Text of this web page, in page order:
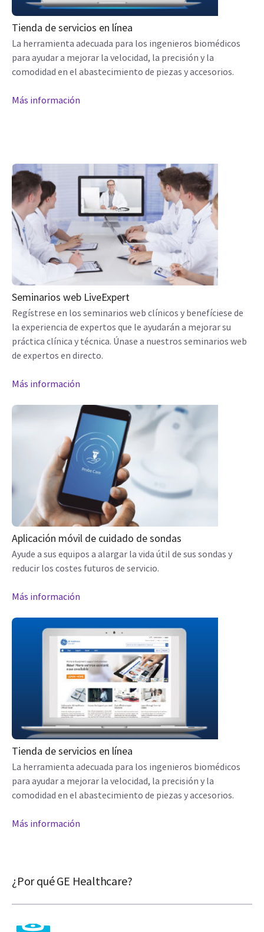
Tienda de servicios en línea
La herramienta adecuada para los ingenieros biomédicos
para ayudar a mejorar la velocidad, la precisión y la
comodidad en el abastecimiento de piezas y accesorios.
Más información
Seminarios web LiveExpert
Regístrese en los seminarios web clínicos y benefíciese de
la experiencia de expertos que le ayudarán a mejorar su
práctica clínica y técnica. Únase a nuestros seminarios web
de expertos en directo.
Más información
Aplicación móvil de cuidado de sondas
Ayude a sus equipos a alargar la vida útil de sus sondas y
reducir los costes futuros de servicio.
Más información
Tienda de servicios en línea
La herramienta adecuada para los ingenieros biomédicos
para ayudar a mejorar la velocidad, la precisión y la
comodidad en el abastecimiento de piezas y accesorios.
Más información
¿Por qué GE Healthcare?